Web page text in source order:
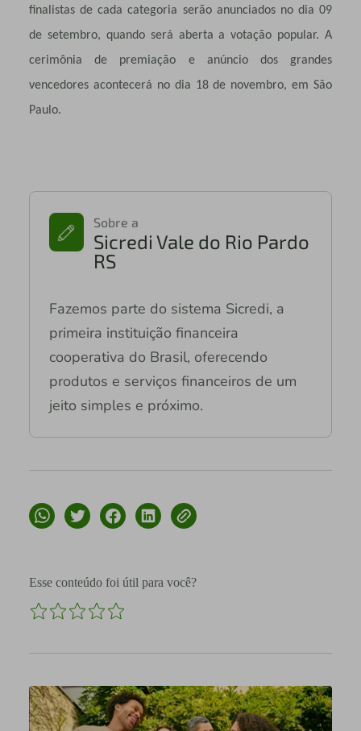
finalistas de cada categoria serão anunciados no dia 09
de setembro, quando será aberta a votação popular. A
cerimônia de premiação e anúncio dos grandes
vencedores acontecerá no dia 18 de novembro, em São
Paulo.
Sobre a
Sicredi Vale do Rio Pardo
RS
Fazemos parte do sistema Sicredi, a
primeira instituição financeira
cooperativa do Brasil, oferecendo
produtos e serviços financeiros de um
jeito simples e próximo.
Esse conteúdo foi útil para você?